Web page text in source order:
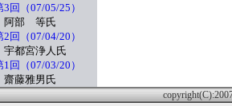
3回（07/05/25）
部 等氏
2回（07/04/20）
宮浄人氏
1回（07/03/20）
藤雅男氏